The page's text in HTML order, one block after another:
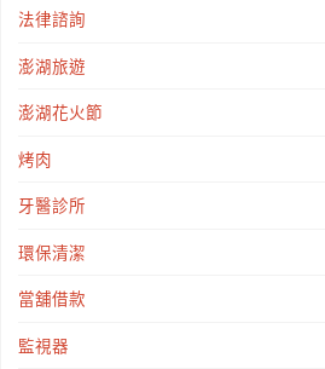
法律諮詢
澎湖旅遊
澎湖花火節
烤肉
牙醫診所
環保清潔
當舖借款
監視器